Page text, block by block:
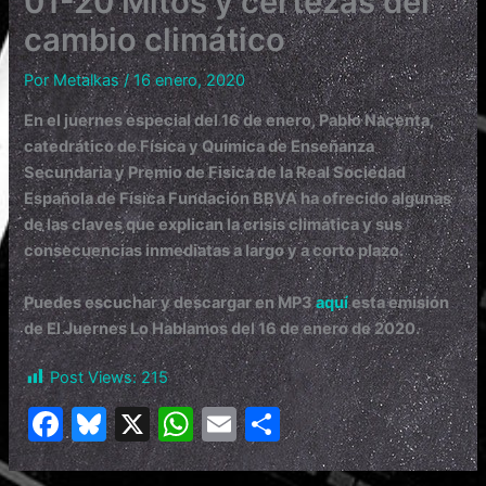
cambio climático
PorMetalkas/16 enero, 2020
En el juernes especial del 16 de enero, Pablo Nacenta,
catedrático de Física y Química de Enseñanza
Secundaria y Premio de Fisica de la Real Sociedad
Española de Física Fundación BBVA ha ofrecido algunas
de las claves que explican la crisis climática y sus
consecuencias inmediatas a largo y a corto plazo.
Puedes escuchar y descargar en MP3aquíesta emisión
de El Juernes Lo Hablamos del 16 de enero de 2020.
Post Views: 215
F
a
Bl
u
X W
h
E
m
C
o